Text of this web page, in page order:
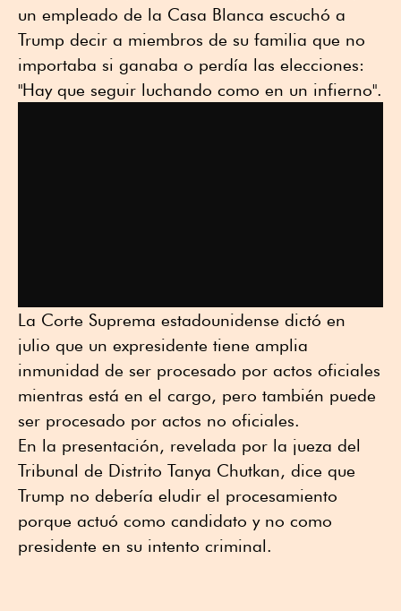
un empleado de la Casa Blanca escuchó a
Trump decir a miembros de su familia que no
importaba si ganaba o perdía las elecciones:
"Hay que seguir luchando como en un infierno".
La Corte Suprema estadounidense dictó en
julio que un expresidente tiene amplia
inmunidad de ser procesado por actos oficiales
mientras está en el cargo, pero también puede
ser procesado por actos no oficiales.
En la presentación, revelada por la jueza del
Tribunal de Distrito Tanya Chutkan, dice que
Trump no debería eludir el procesamiento
porque actuó como candidato y no como
presidente en su intento criminal.